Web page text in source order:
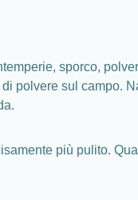
sporco,
polvere sul campo.
più pulito.